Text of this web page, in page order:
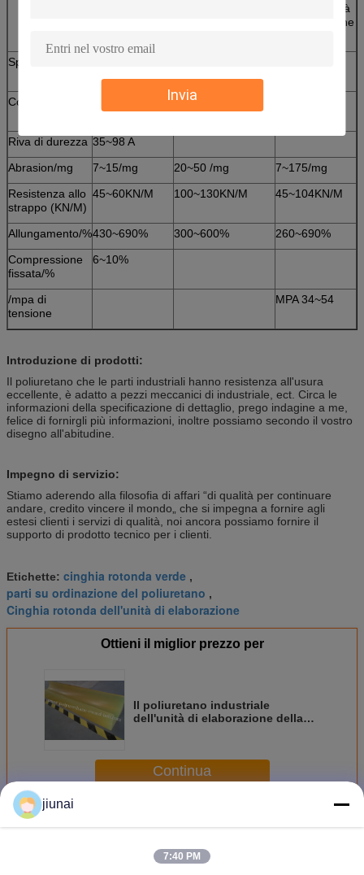
Invia
Rullo dell'unità
di elaborazione
Specificazione
Colore
colore
Qualsiasi colore
Riva di durezza 35~98 A
Abrasion/mg
7~15/mg 20~50 /mg
7~175/mg
Resistenza allo
strappo (KN/M)
45~60KN/M 100~130KN/M 45~104KN/M
Allungamento/%430~690% 300~600%
260~690%
Compressione
fissata/%
6~10%
/mpa di
tensione
MPA 34~54
Introduzione di prodotti:
Il poliuretano che le parti industriali hanno resistenza all'usura
eccellente, è adatto a pezzi meccanici di industriale, ect. Circa le
informazioni della specificazione di dettaglio, prego indagine a me,
felice di fornirgli più informazioni, inoltre possiamo secondo il vostro
disegno all'abitudine.
Impegno di servizio:
Stiamo aderendo alla filosofia di affari “di qualità per continuare
andare, credito vincere il mondo„ che si impegna a fornire agli
estesi clienti i servizi di qualità, noi ancora possiamo fornire il
supporto di prodotto tecnico per i clienti.
Etichette: cinghia rotonda verde ,
parti su ordinazione del poliuretano ,
Cinghia rotonda dell'unità di elaborazione
Ottieni il miglior prezzo per
Il poliuretano industriale
dell'unità di elaborazione della
Continua
PiùParti del poliuretano
jiunai
7:40 PM